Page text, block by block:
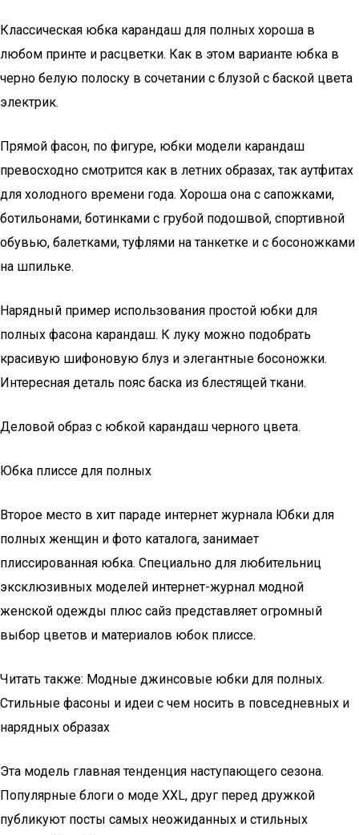
Классическая юбка карандаш для полных хороша в
любом принте и расцветки. Как в этом варианте юбка в
черно белую полоску в сочетании с блузой с баской цвета
электрик.
Прямой фасон, по фигуре, юбки модели карандаш
превосходно смотрится как в летних образах, так аутфитах
для холодного времени года. Хороша она с сапожками,
ботильонами, ботинками с грубой подошвой, спортивной
обувью, балетками, туфлями на танкетке и с босоножками
на шпильке.
Нарядный пример использования простой юбки для
полных фасона карандаш. К луку можно подобрать
красивую шифоновую блуз и элегантные босоножки.
Интересная деталь пояс баска из блестящей ткани.
Деловой образ с юбкой карандаш черного цвета.
Юбка плиссе для полных
Второе место в хит параде интернет журнала Юбки для
полных женщин и фото каталога, занимает
плиссированная юбка. Специально для любительниц
эксклюзивных моделей интернет-журнал модной
женской одежды плюс сайз представляет огромный
выбор цветов и материалов юбок плиссе.
Читать также: Модные джинсовые юбки для полных.
Стильные фасоны и идеи с чем носить в повседневных и
нарядных образах
Эта модель главная тенденция наступающего сезона.
Популярные блоги о моде XXL, друг перед дружкой
публикуют посты самых неожиданных и стильных